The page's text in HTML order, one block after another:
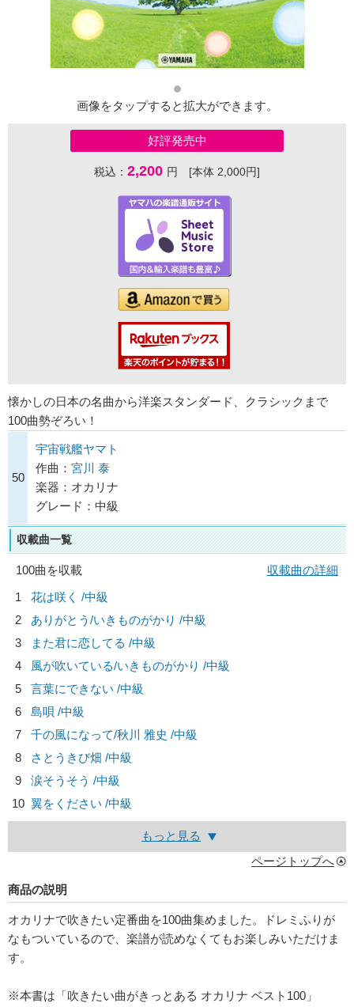
画像をタップすると拡大ができます。
好評発売中
税込： 2,200 円 [本体 2,000円]
懐かしの日本の名曲から洋楽スタンダード、クラシックまで
100曲勢ぞろい！
50
宇宙戦艦ヤマト
作曲： 宮川 泰
楽器：オカリナ
グレード：中級
収載曲一覧
100曲を収載
収載曲の詳細
1
花は咲く /中級
2
ありがとう/いきものがかり /中級
3
また君に恋してる /中級
4
風が吹いている/いきものがかり /中級
5
言葉にできない /中級
6
島唄 /中級
7
千の風になって/秋川 雅史 /中級
8
さとうきび畑 /中級
9
涙そうそう /中級
10 翼をください /中級
もっと見る
ページトップへ
商品の説明
オカリナで吹きたい定番曲を100曲集めました。ドレミふりが
なもついているので、楽譜が読めなくてもお楽しみいただけま
す。
※本書は「吹きたい曲がきっとある オカリナ ベスト100」